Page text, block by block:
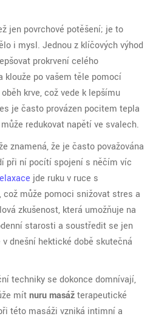
jen povrchové potěšení; je to
i mysl. Jednou z klíčových výhod
prokrvení celého
klouže po vašem těle pomocí
krve, což vede k lepšímu
je často provázen pocitem tepla
redukovat napětí ve svalech.
znamená, že je často považována
při ní pocítí spojení s něčím víc
jde ruku v ruce s
může pomoci snižovat stres a
zkušenost, která umožňuje na
starosti a soustředit se jen
dnešní hektické době skutečná
techniky se dokonce domnívají,
mítnuru masážterapeutické
této masáži vzniká intimní a